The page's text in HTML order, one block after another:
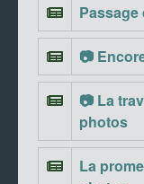
Passage
📷
📷 La
photos
La